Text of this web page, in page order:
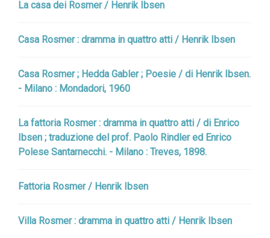
La casa dei Rosmer / Henrik Ibsen
Casa Rosmer : dramma in quattro atti / Henrik Ibsen
Casa Rosmer ; Hedda Gabler ; Poesie / di Henrik Ibsen.
- Milano : Mondadori, 1960
La fattoria Rosmer : dramma in quattro atti / di Enrico
Ibsen ; traduzione del prof. Paolo Rindler ed Enrico
Polese Santarnecchi. - Milano : Treves, 1898.
Fattoria Rosmer / Henrik Ibsen
Villa Rosmer : dramma in quattro atti / Henrik Ibsen